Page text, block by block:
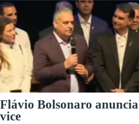
Flávio Bolsonaro
vice